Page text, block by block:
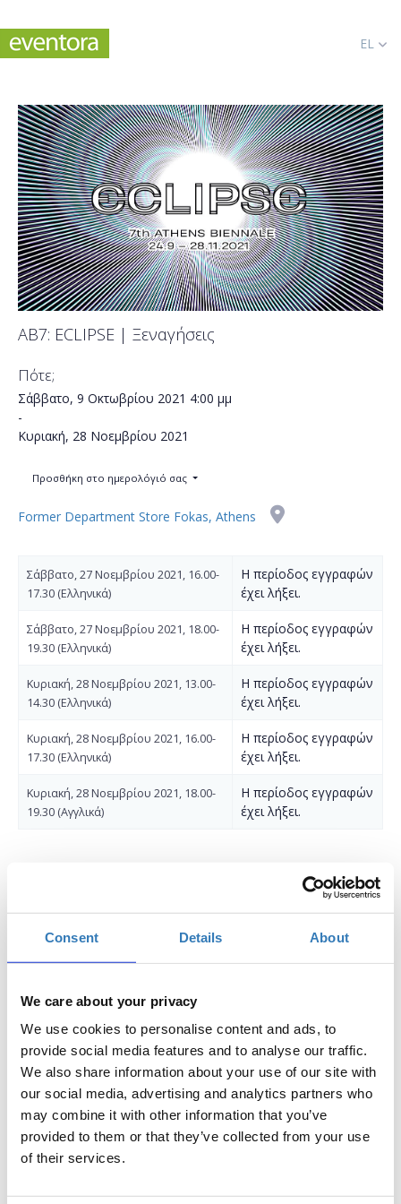
Consent Details About
We care about your privacy
We use cookies to personalise content and ads, to
provide social media features and to analyse our traffic.
We also share information about your use of our site with
our social media, advertising and analytics partners who
may combine it with other information that you’ve
provided to them or that they’ve collected from your use
of their services.
EL
AB7: ECLIPSE | Ξεναγήσεις
Πότε;
Σάββατο, 9 Οκτωβρίου 2021 4:00 μμ
-
Κυριακή, 28 Νοεμβρίου 2021
Προσθήκη στο ημερολόγιό σας
Former Department Store Fokas, Athens
Σάββατο, 27 Νοεμβρίου 2021, 16.00-
17.30 (Ελληνικά)
Η περίοδος εγγραφών
έχει λήξει.
Σάββατο, 27 Νοεμβρίου 2021, 18.00-
19.30 (Ελληνικά)
Η περίοδος εγγραφών
έχει λήξει.
Κυριακή, 28 Νοεμβρίου 2021, 13.00-
14.30 (Ελληνικά)
Η περίοδος εγγραφών
έχει λήξει.
Κυριακή, 28 Νοεμβρίου 2021, 16.00-
17.30 (Ελληνικά)
Η περίοδος εγγραφών
έχει λήξει.
Κυριακή, 28 Νοεμβρίου 2021, 18.00-
19.30 (Αγγλικά)
Η περίοδος εγγραφών
έχει λήξει.
7η Μπιενάλε της Αθήνας ECLIPSE
θα παραμείνει ανοικτή
μέχρι και τις 28 Νοεμβρίου 2021. Ανακαλύψτε τους
συμμετοχή σας στοπρόγραμμα ξεναγήσεων
Κάθε Σαββατοκύριακο διαμορφώνονται τέσσερις συνολικά
ομάδες ξεναγήσεων, οι τρεις εκ των οποίων πραγματοποιούνται
στα ελληνικάκαι η μια στααγγλικά. Ο ελάχιστος αριθμός των
συμμετεχόντων ανά ομάδα ξενάγησης είναι τα 5 άτομα και ο
μέγιστος αριθμός τα20 άτομα.
Ηπροκράτηση θέσης είναι απαραίτητη
έκθεση. Το σημείο συνάντησης είναι ο κεντρικός εκθεσιακός